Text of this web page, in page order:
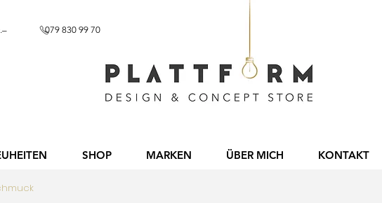
ab CHF 60.– 079 830 99 70
SHOP MARKEN ÜBER MICH KONTAKT